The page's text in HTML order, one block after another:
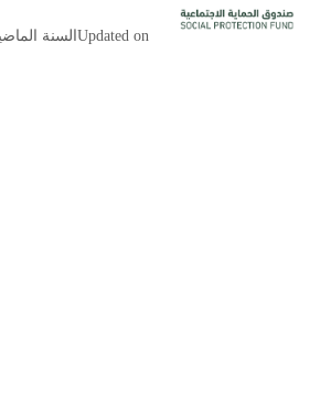
Updated on السنة